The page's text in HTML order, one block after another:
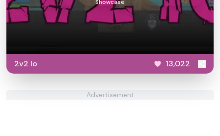
Showcase
2v2 Io 13,022
Advertisement